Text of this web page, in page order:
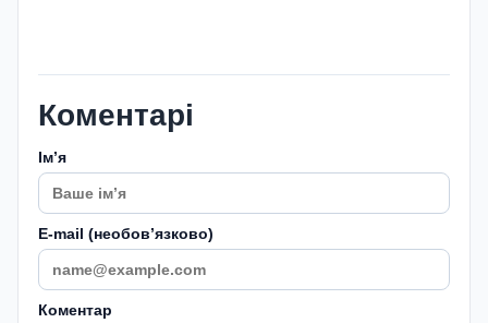
Коментарі
Імʼя
E-mail (необовʼязково)
Коментар